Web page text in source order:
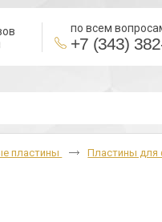
по всем
+7 (343)
пластины Пластины для